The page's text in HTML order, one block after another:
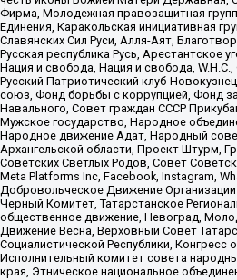
Фирма, Молодежная правозащитная
Единения, Каракольская инициативная
Славянских Сил Руси, Алля-Аят,
Русская республика Русь, Арестантское
Нация и свобода, Нация и свобода,
Русский Патриотический клуб-
союз, Фонд борьбы с коррупцией, Фонд
Навального, Совет граждан СССР
Мужское государство, Народное
Народное движение Адат, Народный
Архангельской области, Проект Штурм,
Советских Светлых Родов, Совет
Meta Platforms Inc, Facebook, Instagram,
Добровольческое Движение Организации
Черный Комитет, Татарстанское
общественное движение, Невоград,
Движение Весна, Верховный Совет
Социалистической Республики, Конгресс
Исполнительный комитет совета
края, Этническое национальное